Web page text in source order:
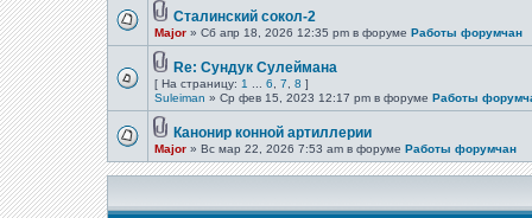
Сталинский сокол-2
Major » Сб апр 18, 2026 12:35 pm в форуме Работы форумчан
Re: Сундук Сулеймана
[ На страницу: 1 6 7 8 ]
Suleiman » Ср фев 15, 2023 12:17 pm в форуме Работы
Канонир конной артиллерии
Major » Вс мар 22, 2026 7:53 am в форуме Работы форумчан